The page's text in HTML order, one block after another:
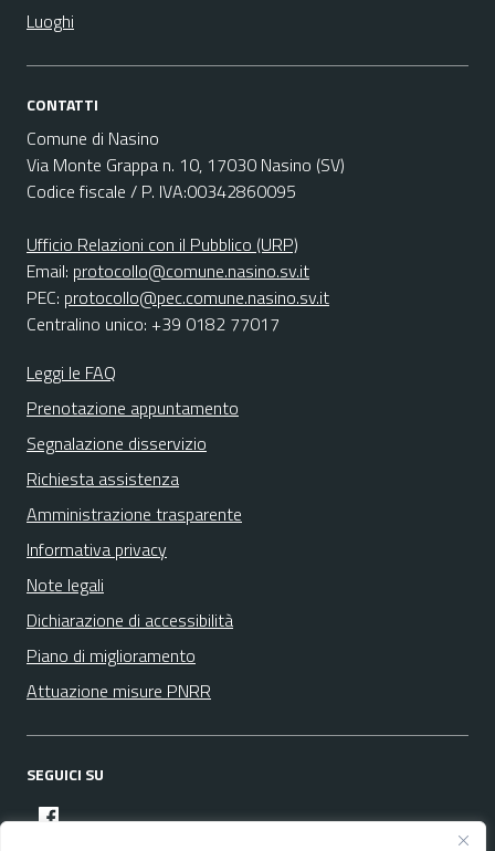
Luoghi
CONTATTI
Comune di Nasino
Via Monte Grappa n. 10, 17030 Nasino (SV)
Codice fiscale / P. IVA:00342860095
Ufficio Relazioni con il Pubblico (URP)
Email: protocollo@comune.nasino.sv.it
PEC: protocollo@pec.comune.nasino.sv.it
Centralino unico: +39 0182 77017
Leggi le FAQ
Prenotazione appuntamento
Segnalazione disservizio
Richiesta assistenza
Amministrazione trasparente
Informativa privacy
Note legali
Dichiarazione di accessibilità
Piano di miglioramento
Attuazione misure PNRR
SEGUICI SU
facebook